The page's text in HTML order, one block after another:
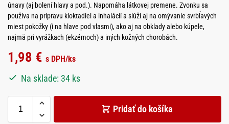
únavy (aj bolení hlavy a pod.). Napomáha látkovej premene. Zvonku sa
používa na prípravu kloktadiel a inhalácií a slúži aj na omývanie svrbĺavých
miest pokožky (i na hlave pod vlasmi), ako aj na obklady alebo kúpele,
najmä pri vyrážkach (ekzémoch) a iných kožných chorobách.
1,98 € s DPH/ks
Na sklade: 34 ks
Pridať do košíka